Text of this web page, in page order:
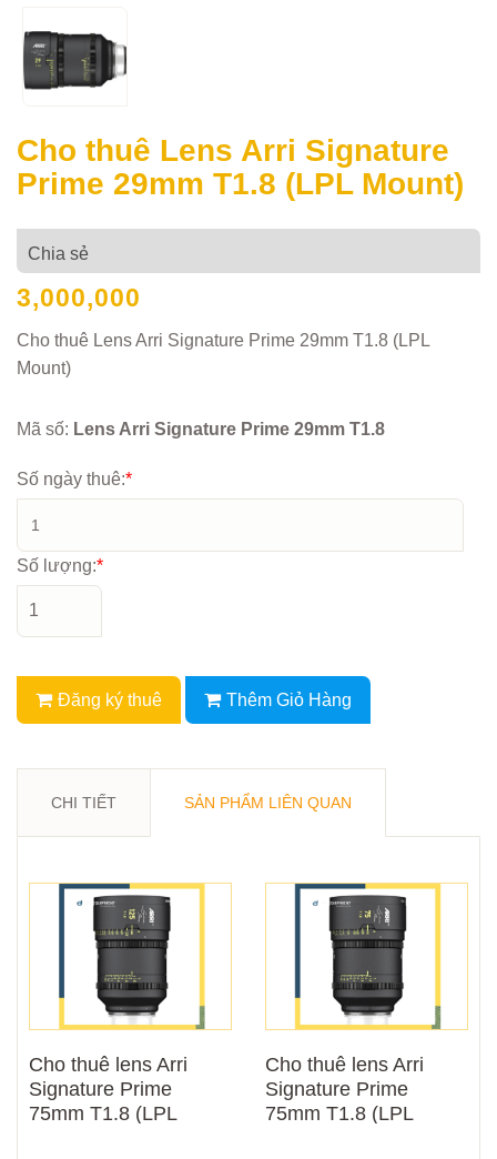
Cho thuê Lens Arri Signature
Prime 29mm T1.8 (LPL Mount)
Chia sẻ
3,000,000
Cho thuê Lens Arri Signature Prime 29mm T1.8 (LPL
Mount)
Mã số: Lens Arri Signature Prime 29mm T1.8
Số ngày thuê:*
Số lượng:*
Đăng ký thuê Thêm Giỏ Hàng
CHI TIẾT SẢN PHẨM LIÊN QUAN
Cho thuê lens Arri
Signature Prime
75mm T1.8 (LPL
Cho thuê lens Arri
Signature Prime
75mm T1.8 (LPL